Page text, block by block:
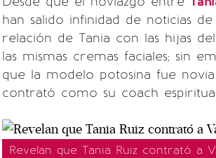
han salido infinidad de noticias
relación de Tania con las hijas
las mismas cremas faciales; sin
que la modelo potosina fue
contrató como su coach
Revelan que Tania Ruiz contrató a